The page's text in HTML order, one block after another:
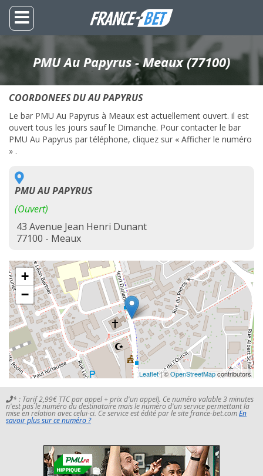
PMU Au Papyrus - Meaux (77100)
COORDONEES DU AU PAPYRUS
Le bar PMU Au Papyrus à Meaux est actuellement ouvert. il est
ouvert tous les jours sauf le Dimanche. Pour contacter le bar
PMU Au Papyrus par téléphone, cliquez sur « Afficher le numéro
» .
PMU AU PAPYRUS
(Ouvert)
43 Avenue Jean Henri Dunant
77100 - Meaux
+
−
Leaflet| ©OpenStreetMapcontributors
* : Tarif 2,99€ TTC par appel + prix d'un appel). Ce numéro valable 3 minutes
n'est pas le numéro du destinataire mais le numéro d'un service permettant la
mise en relation avec celui-ci. Ce service est édité par le site france-bet.comEn
savoir plus sur ce numéro ?